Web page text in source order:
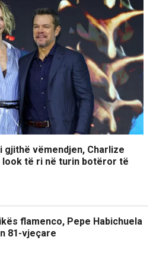
gjithë vëmendjen, Charlize
të ri në turin botëror të
flamenco, Pepe Habichuela
81-vjeçare